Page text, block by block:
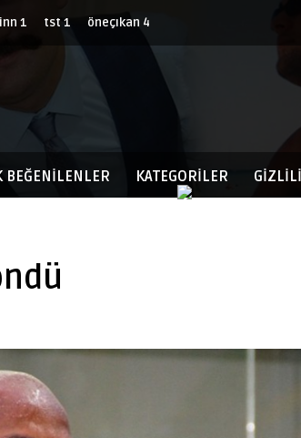
1 tst 1 öneçıkan 4
BEĞENILENLER KATEGORİLER